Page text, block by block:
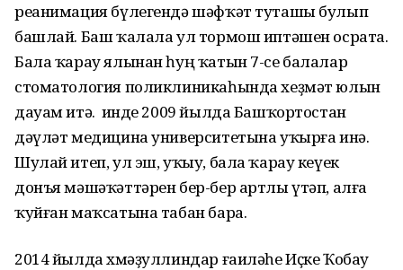
реанимация бүлегендә шәфҡәт туташы булып
башлай. Баш ҡалала ул тормош иптәшен осрата.
Бала ҡарау ялынан һуң ҡатын 7-cе балалар
стоматология поликлиникаһында хеҙмәт юлын
дауам итә. Ә инде 2009 йылда Башҡортостан
дәүләт медицина университетына уҡырға инә.
Шулай итеп, ул эш, уҡыу, бала ҡарау кеүек
донъя мәшәҡәттәрен бер-бер артлы үтәп, алға
ҡуйған маҡсатына табан бара.
2014 йылда Әхмәҙуллиндар ғаиләһе Иҫке Ҡобау